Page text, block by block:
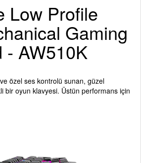
Low Profile
Gaming
- AW510K
özel ses kontrolü sunan, güzel
bir oyun klavyesi. Üstün performans için